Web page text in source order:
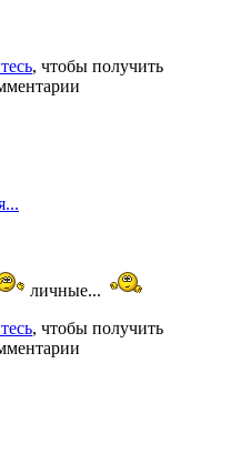
, чтобы получить
личные...
, чтобы получить